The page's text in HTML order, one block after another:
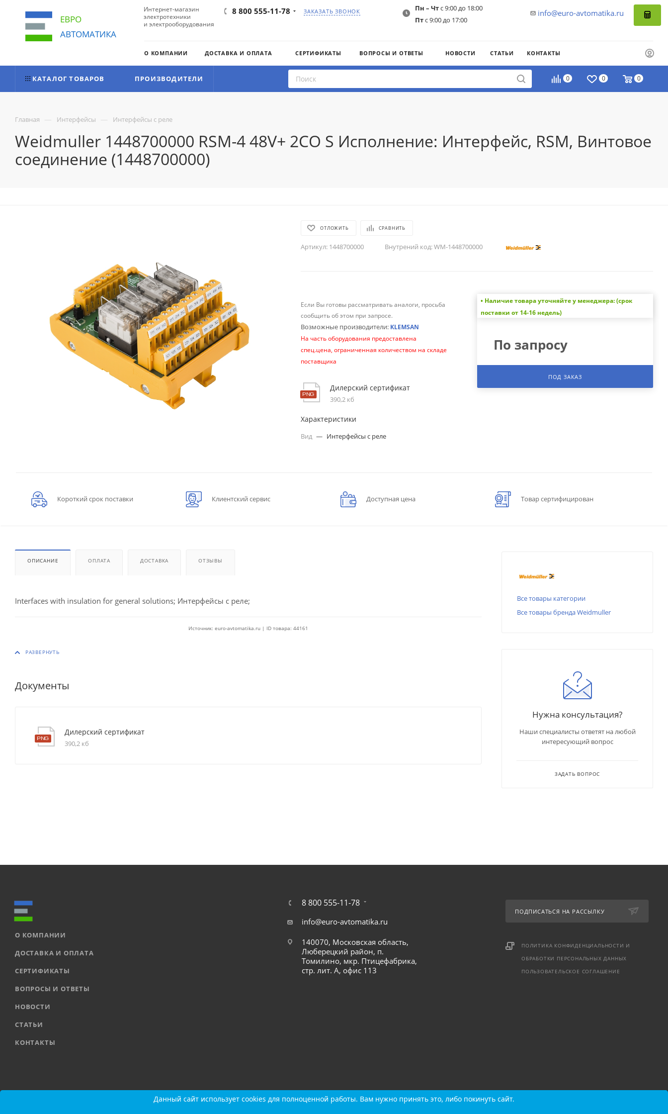
ЕВРО
АВТОМАТИКА
Интернет-магазин
электротехники
и электрооборудования
8 800 555-11-78 ЗАКАЗАТЬ ЗВОНОК info@euro-avtomatika.ru
Пн – Чтс 9:00 до 18:00
Птс 9:00 до 17:00
О КОМПАНИИ ДОСТАВКА И ОПЛАТА СЕРТИФИКАТЫ ВОПРОСЫ И ОТВЕТЫ НОВОСТИ СТАТЬИ КОНТАКТЫ
0 0 0
КАТАЛОГ ТОВАРОВ ПРОИЗВОДИТЕЛИ
Главная — Интерфейсы — Интерфейсы с реле
Weidmuller 1448700000 RSM-4 48V+ 2CO S Исполнение: Интерфейс, RSM, Винтовое
соединение (1448700000)
ОТЛОЖИТЬ СРАВНИТЬ
Артикул: 1448700000 Внутрений код:WM-1448700000
Если Вы готовы рассматривать аналоги, просьба
сообщить об этом при запросе.
Возможные производители: KLEMSAN
На часть оборудования предоставлена
спец.цена, ограниченная количеством на складе
поставщика
Дилерский сертификат
390,2 кб
Характеристики
Вид — Интерфейсы с реле
• Наличие товара уточняйте у менеджера: (срок
поставки от 14-16 недель)
По запросу
ПОД ЗАКАЗ
Короткий срок поставки Клиентский сервис Доступная цена Товар сертифицирован
ОПИСАНИЕ ОПЛАТА ДОСТАВКА ОТЗЫВЫ
Interfaces with insulation for general solutions; Интерфейсы с реле;
Источник: euro-avtomatika.ru | ID товара: 44161
Документы
Дилерский сертификат
390,2 кб
Все товары категории
Все товары бренда Weidmuller
Нужна консультация?
Наши специалисты ответят на любой
интересующий вопрос
ЗАДАТЬ ВОПРОС
О КОМПАНИИ
ДОСТАВКА И ОПЛАТА
СЕРТИФИКАТЫ
ВОПРОСЫ И ОТВЕТЫ
НОВОСТИ
СТАТЬИ
КОНТАКТЫ
8 800 555-11-78
info@euro-avtomatika.ru
140070, Московская область,
Люберецкий район, п.
Томилино, мкр. Птицефабрика,
стр. лит. А, офис 113
ПОДПИСАТЬСЯ НА РАССЫЛКУ
ПОЛИТИКА КОНФИДЕНЦИАЛЬНОСТИ И
ОБРАБОТКИ ПЕРСОНАЛЬНЫХ ДАННЫХ
ПОЛЬЗОВАТЕЛЬСКОЕ СОГЛАШЕНИЕ
Карта сайтаДанный сайт использует cookies для полноценной работы. Вам нужно принять это, либо покинуть сайт.